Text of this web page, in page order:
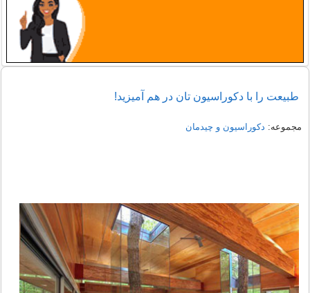
طبیعت را با دکوراسیون تان در هم آمیزید!
مجموعه: دکوراسیون و چیدمان